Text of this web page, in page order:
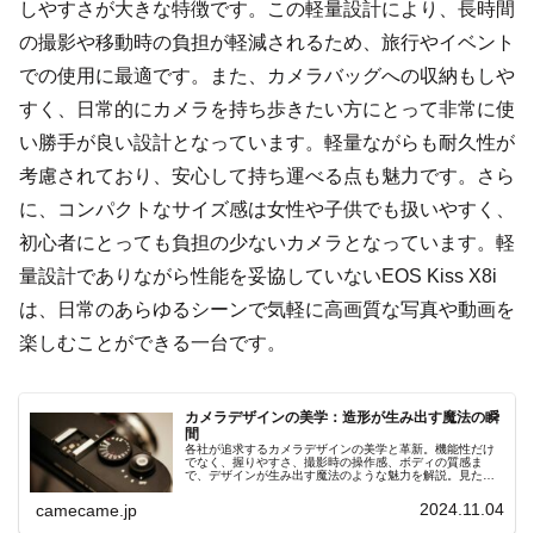
しやすさが大きな特徴です。この軽量設計により、長時間
の撮影や移動時の負担が軽減されるため、旅行やイベント
での使用に最適です。また、カメラバッグへの収納もしや
すく、日常的にカメラを持ち歩きたい方にとって非常に使
い勝手が良い設計となっています。軽量ながらも耐久性が
考慮されており、安心して持ち運べる点も魅力です。さら
に、コンパクトなサイズ感は女性や子供でも扱いやすく、
初心者にとっても負担の少ないカメラとなっています。軽
量設計でありながら性能を妥協していないEOS Kiss X8i
は、日常のあらゆるシーンで気軽に高画質な写真や動画を
楽しむことができる一台です。
カメラデザインの美学：造形が生み出す魔法の瞬
間
各社が追求するカメラデザインの美学と革新。機能性だけ
でなく、握りやすさ、撮影時の操作感、ボディの質感ま
で、デザインが生み出す魔法のような魅力を解説。見た目
camecame.jp 2024.11.04